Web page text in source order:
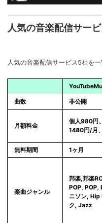
人気の音楽配信サー
人気の音楽配信サービス5社を
曲数 非公開
月額料金
個人980円
1480円/月
無料期間 1ヶ月
楽曲ジャンル
邦楽,邦楽
POP, POP,
ニソン, Hip
ク, Jazz